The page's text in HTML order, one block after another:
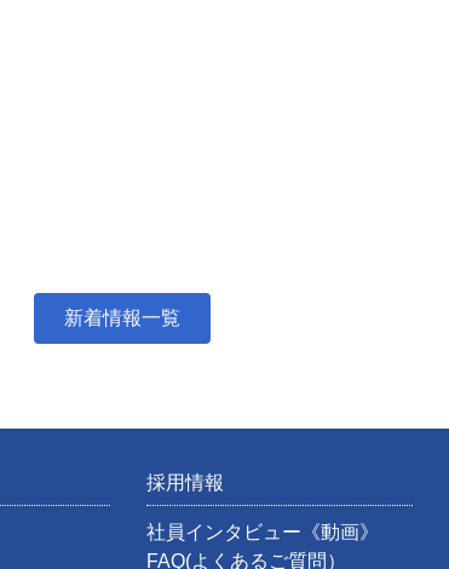
新着情報一覧
採用情報
社員インタビュー《動画》
FAQ(よくあるご質問）